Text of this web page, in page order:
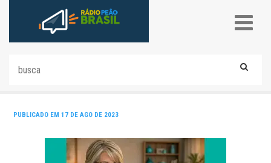
PUBLICADO EM 17 DE AGO DE 2023